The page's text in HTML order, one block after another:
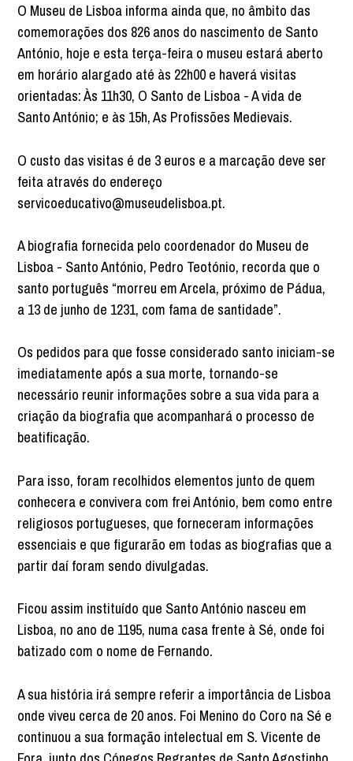
O Museu de Lisboa informa ainda que, no âmbito das
comemorações dos 826 anos do nascimento de Santo
António, hoje e esta terça-feira o museu estará aberto
em horário alargado até às 22h00 e haverá visitas
orientadas: Às 11h30, O Santo de Lisboa - A vida de
Santo António; e às 15h, As Profissões Medievais.
O custo das visitas é de 3 euros e a marcação deve ser
feita através do endereço
servicoeducativo@museudelisboa.pt.
A biografia fornecida pelo coordenador do Museu de
Lisboa - Santo António, Pedro Teotónio, recorda que o
santo português “morreu em Arcela, próximo de Pádua,
a 13 de junho de 1231, com fama de santidade”.
Os pedidos para que fosse considerado santo iniciam-se
imediatamente após a sua morte, tornando-se
necessário reunir informações sobre a sua vida para a
criação da biografia que acompanhará o processo de
beatificação.
Para isso, foram recolhidos elementos junto de quem
conhecera e convivera com frei António, bem como entre
religiosos portugueses, que forneceram informações
essenciais e que figurarão em todas as biografias que a
partir daí foram sendo divulgadas.
Ficou assim instituído que Santo António nasceu em
Lisboa, no ano de 1195, numa casa frente à Sé, onde foi
batizado com o nome de Fernando.
A sua história irá sempre referir a importância de Lisboa
onde viveu cerca de 20 anos. Foi Menino do Coro na Sé e
continuou a sua formação intelectual em S. Vicente de